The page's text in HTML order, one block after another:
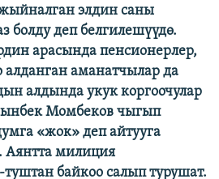
элдин саны
болду деп белгилешүүдө.
арасында пенсионерлер,
аманатчылар да
алдында укук коргоочулар
Момбеков чыгып
«жок» деп айтууга
милиция
байкоо салып турушат.